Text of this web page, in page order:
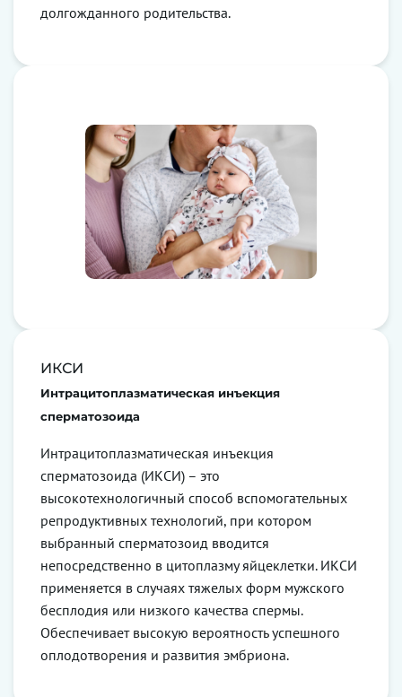
долгожданного родительства.
ИКСИ
Интрацитоплазматическая инъекция
сперматозоида
Интрацитоплазматическая инъекция
сперматозоида (ИКСИ) – это
высокотехнологичный способ вспомогательных
репродуктивных технологий, при котором
выбранный сперматозоид вводится
непосредственно в цитоплазму яйцеклетки. ИКСИ
применяется в случаях тяжелых форм мужского
бесплодия или низкого качества спермы.
Обеспечивает высокую вероятность успешного
оплодотворения и развития эмбриона.